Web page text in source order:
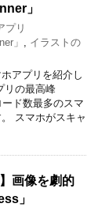
」
プリ
」
イラストの
アプリを紹介し
リの最高峰
ード数最多のスマ
スマホがスキャ
画像を劇的
」